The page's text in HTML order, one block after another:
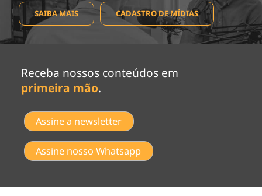
SAIBA MAIS CADASTRO DE MÍDIAS
Receba nossos conteúdos em
primeira mão.
Assine a newsletter
Assine nosso Whatsapp